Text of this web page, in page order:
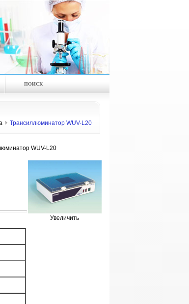
ПОИСК
Трансиллюминатор WUV-L20
WUV-L20
Увеличить